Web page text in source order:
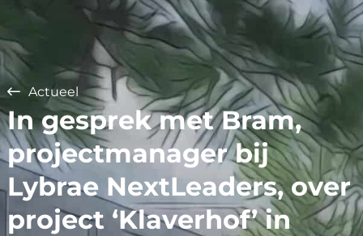
Actueel
In gesprek met Bram,
projectmanager bij
Lybrae NextLeaders, over
project ‘Klaverhof’ in